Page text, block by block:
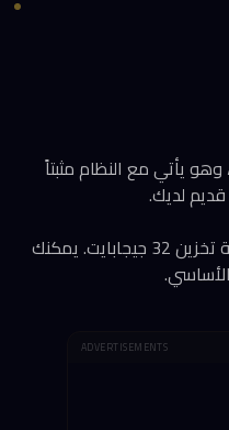
الخيار الأبسط هو شراء جهاز Home Assistant Green الجاهز بسعر 219 دولاراً من Amazon، وهو يأتي مع النظام مثبتاً
لديك.
متطلبات التشغيل متواضعة: يكفي معالج بسيط وذاكرة عشوائية بسعة 2 جيجابايت ومساحة تخزين 32 جيجابايت. يمكنك
ADVERTISEMENTS